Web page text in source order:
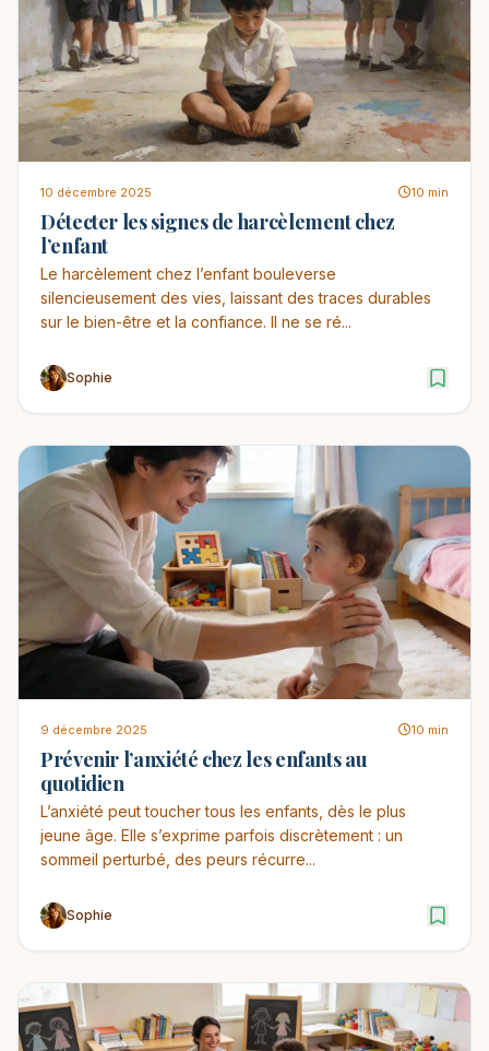
10 décembre 2025 10 min
Détecter les signes de harcèlement chez
l’enfant
Le harcèlement chez l’enfant bouleverse
silencieusement des vies, laissant des traces durables
sur le bien-être et la confiance. Il ne se ré...
Sophie
9 décembre 2025 10 min
Prévenir l’anxiété chez les enfants au
quotidien
L’anxiété peut toucher tous les enfants, dès le plus
jeune âge. Elle s’exprime parfois discrètement : un
sommeil perturbé, des peurs récurre...
Sophie